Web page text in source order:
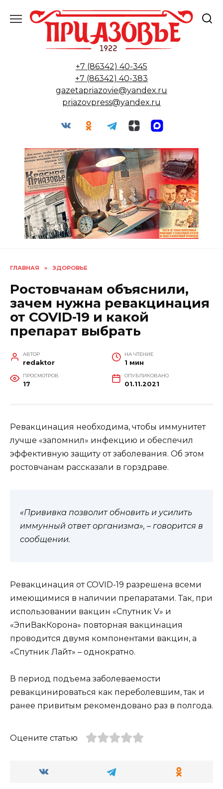
содержанию
+7 (86342) 40-345
+7 (86342) 40-383
gazetapriazovie@yandex.ru
priazovpress@yandex.ru
ГЛАВНАЯ » ЗДОРОВЬЕ
Ростовчанам объяснили,
зачем нужна ревакцинация
от COVID-19 и какой
препарат выбрать
АВТОР
redaktor
НА ЧТЕНИЕ
1 мин
ПРОСМОТРОВ
17
ОПУБЛИКОВАНО
01.11.2021
Ревакцинация необходима, чтобы иммунитет
лучше «запомнил» инфекцию и обеспечил
эффективную защиту от заболевания. Об этом
ростовчанам рассказали в горздраве.
«Прививка позволит обновить и усилить
иммунный ответ организма», – говорится в
сообщении.
Ревакцинация от COVID-19 разрешена всеми
имеющимися в наличии препаратами. Так, при
использовании вакцин «Спутник V» и
«ЭпиВакКорона» повторная вакцинация
проводится двумя компонентами вакцин, а
«Спутник Лайт» – однократно.
В период подъема заболеваемости
ревакцинироваться как переболевшим, так и
ранее привитым рекомендовано раз в полгода.
Оцените статью